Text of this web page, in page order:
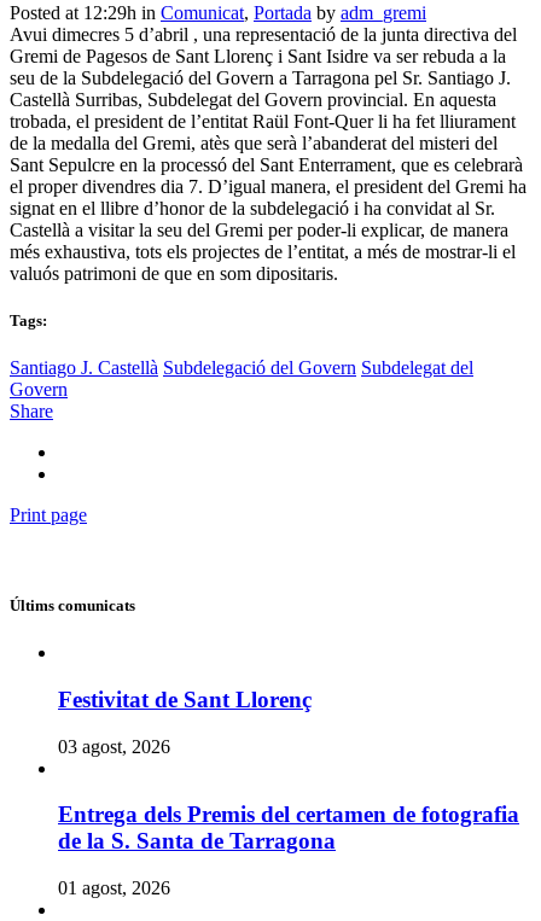
Posted at 12:29h in Comunicat, Portada by adm_gremi
Avui dimecres 5 d’abril , una representació de la junta directiva del
Gremi de Pagesos de Sant Llorenç i Sant Isidre va ser rebuda a la
seu de la Subdelegació del Govern a Tarragona pel Sr. Santiago J.
Castellà Surribas, Subdelegat del Govern provincial. En aquesta
trobada, el president de l’entitat Raül Font-Quer li ha fet lliurament
de la medalla del Gremi, atès que serà l’abanderat del misteri del
Sant Sepulcre en la processó del Sant Enterrament, que es celebrarà
el proper divendres dia 7. D’igual manera, el president del Gremi ha
signat en el llibre d’honor de la subdelegació i ha convidat al Sr.
Castellà a visitar la seu del Gremi per poder-li explicar, de manera
més exhaustiva, tots els projectes de l’entitat, a més de mostrar-li el
valuós patrimoni de que en som dipositaris.
Tags:
Santiago J. Castellà Subdelegació del Govern Subdelegat del
Govern
Share
Print page
Últims comunicats
Festivitat de Sant Llorenç
03 agost, 2026
Entrega dels Premis del certamen de fotografia
de la S. Santa de Tarragona
01 agost, 2026